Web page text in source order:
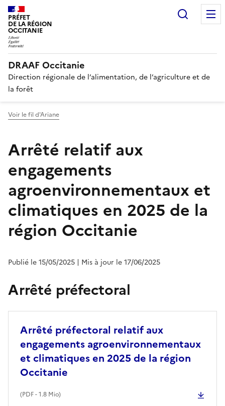
PRÉFET
DE LA RÉGION
OCCITANIE
DRAAF Occitanie
Direction régionale de l’alimentation, de l’agriculture et de
la forêt
Voir le fil d'Ariane
Arrêté relatif aux
engagements
agroenvironnementaux et
climatiques en 2025 de la
région Occitanie
Publié le 15/05/2025 | Mis à jour le 17/06/2025
Arrêté préfectoral
Arrêté préfectoral relatif aux
engagements agroenvironnementaux
et climatiques en 2025 de la région
Occitanie
(PDF- 1.8 Mio)